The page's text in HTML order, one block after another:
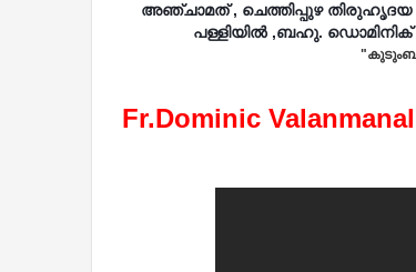
അഞ്ചാമത് , ചെത്തിപ്പുഴ തിരുഹൃദയ
പള്ളിയിൽ ,ബഹു. ഡൊമിനിക്
Fr.Dominic